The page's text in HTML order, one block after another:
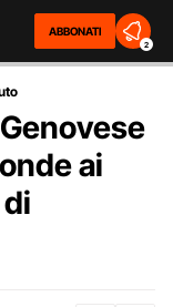
ABBONATI
2
ai